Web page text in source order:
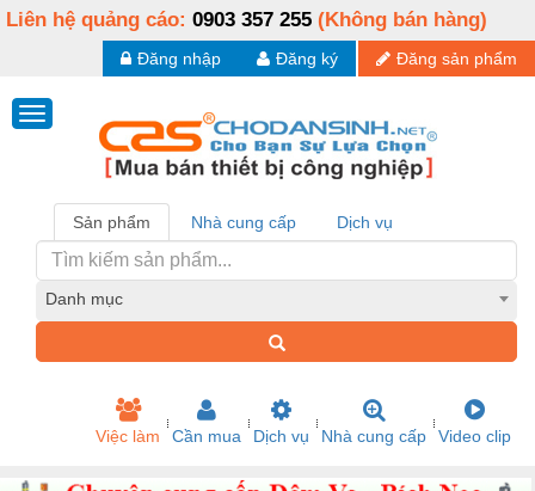
Liên hệ quảng cáo: 0903 357 255 (Không bán hàng)
Đăng sản phẩm
Đăng ký
Đăng nhập
Sản phẩm Nhà cung cấp Dịch vụ
Danh mục
Việc làm Cần mua Dịch vụ Nhà cung cấp Video clip